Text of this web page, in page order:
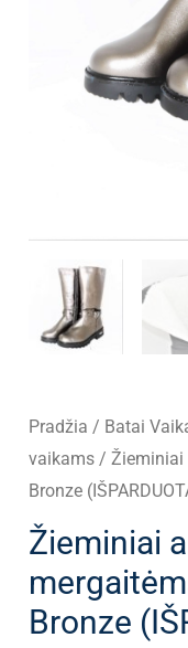
Pradžia / Batai
vaikams / Žieminiai
Bronze
Žieminiai
Bronze